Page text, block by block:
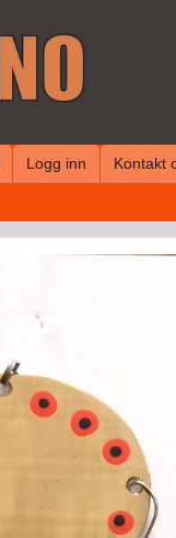
Logg inn Kontakt